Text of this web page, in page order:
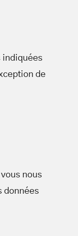
indiquées
de
nous
données